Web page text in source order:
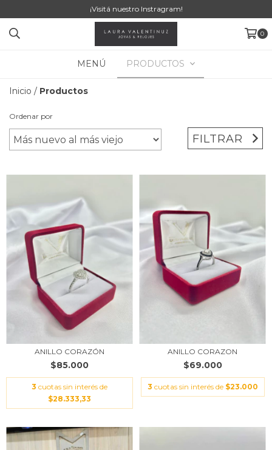
¡Visitá nuestro Instragram!
0
MENÚ PRODUCTOS
Inicio / Productos
Ordenar por
FILTRAR
ANILLO CORAZÓN
$85.000
3 cuotas sin interés de
$28.333,33
ANILLO CORAZON
$69.000
3 cuotas sin interés de $23.000